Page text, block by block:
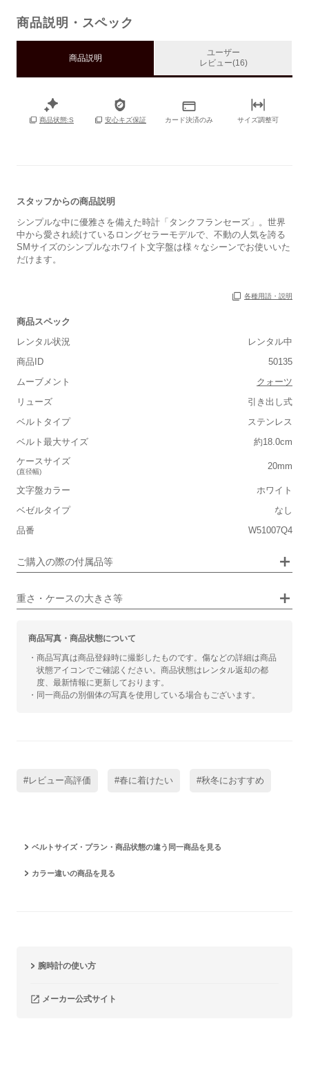
商品説明・スペック
商品説明
ユーザー
レビュー(16)
商品状態:S 安心キズ保証 カード決済のみ サイズ調整可
スタッフからの商品説明
シンプルな中に優雅さを備えた時計「タンクフランセーズ」。世界
中から愛され続けているロングセラーモデルで、不動の人気を誇る
SMサイズのシンプルなホワイト文字盤は様々なシーンでお使いいた
だけます。
各種用語・説明
商品スペック
レンタル状況
レンタル中
商品ID
50135
ムーブメント
クォーツ
リューズ
引き出し式
ベルトタイプ
ステンレス
ベルト最大サイズ
約18.0cm
ケースサイズ
(直径幅)
20mm
文字盤カラー
ホワイト
ベゼルタイプ
なし
品番
W51007Q4
ご購入の際の付属品等
重さ・ケースの大きさ等
■重さ(ベルト込み)
■ケースの大きさ
小さい 大きい
■装飾感
カジュアル ビジネス
商品写真・商品状態について
・商品写真は商品登録時に撮影したものです。傷などの詳細は商品
状態アイコンでご確認ください。商品状態はレンタル返却の都
度、最新情報に更新しております。
・同一商品の別個体の写真を使用している場合もございます。
#レビュー高評価 #春に着けたい #秋冬におすすめ
ベルトサイズ・プラン・商品状態の違う同一商品を見る
カラー違いの商品を見る
腕時計の使い方
メーカー公式サイト